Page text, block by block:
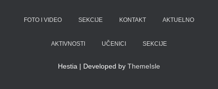
FOTO I VIDEO SEKCIJE KONTAKT AKTUELNO
AKTIVNOSTI UČENICI SEKCIJE
Hestia | Developed by ThemeIsle